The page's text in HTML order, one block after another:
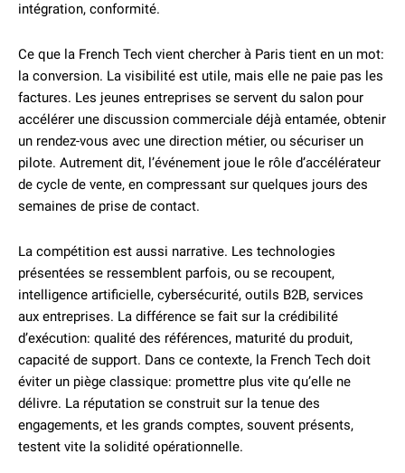
intégration, conformité.
Ce que la French Tech vient chercher à Paris tient en un mot:
la conversion. La visibilité est utile, mais elle ne paie pas les
factures. Les jeunes entreprises se servent du salon pour
accélérer une discussion commerciale déjà entamée, obtenir
un rendez-vous avec une direction métier, ou sécuriser un
pilote. Autrement dit, l’événement joue le rôle d’accélérateur
de cycle de vente, en compressant sur quelques jours des
semaines de prise de contact.
La compétition est aussi narrative. Les technologies
présentées se ressemblent parfois, ou se recoupent,
intelligence artificielle, cybersécurité, outils B2B, services
aux entreprises. La différence se fait sur la crédibilité
d’exécution: qualité des références, maturité du produit,
capacité de support. Dans ce contexte, la French Tech doit
éviter un piège classique: promettre plus vite qu’elle ne
délivre. La réputation se construit sur la tenue des
engagements, et les grands comptes, souvent présents,
testent vite la solidité opérationnelle.